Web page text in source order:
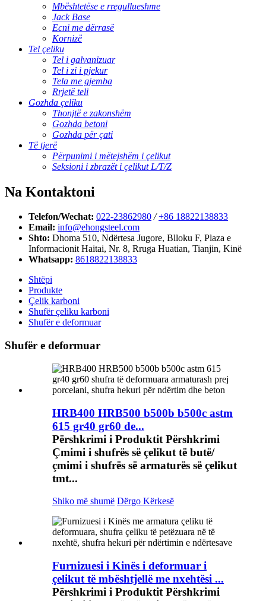
Mbështetëse e rregullueshme
Jack Base
Ecni me dërrasë
Kornizë
Tel çeliku
Tel i galvanizuar
Tel i zi i pjekur
Tela me gjemba
Rrjetë teli
Gozhda çeliku
Thonjtë e zakonshëm
Gozhda betoni
Gozhda për çati
Të tjerë
Përpunimi i mëtejshëm i çelikut
Seksioni i zbrazët i çelikut L/T/Z
Na Kontaktoni
Telefon/Wechat: 022-23862980 / +86 18822138833
Email: info@ehongsteel.com
Shto: Dhoma 510, Ndërtesa Jugore, Blloku F, Plaza e
Informacionit Haitai, Nr. 8, Rruga Huatian, Tianjin, Kinë
Whatsapp: 8618822138833
Shtëpi
Produkte
Çelik karboni
Shufër çeliku karboni
Shufër e deformuar
Shufër e deformuar
HRB400 HRB500 b500b b500c astm
615 gr40 gr60 de...
Përshkrimi i Produktit Përshkrimi
Çmimi i shufrës së çelikut të butë/
çmimi i shufrës së armaturës së çelikut
tmt...
Shiko më shumë Dërgo Kërkesë
Furnizuesi i Kinës i deformuar i
çelikut të mbështjellë me nxehtësi ...
Përshkrimi i Produktit Përshkrimi